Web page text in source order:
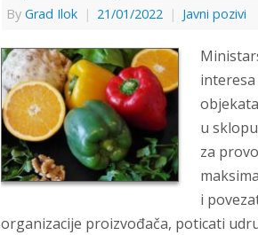
By Grad Ilok | 21/01/2022 | Javni pozivi
u
za
i
organizacije proizvođača, poticati